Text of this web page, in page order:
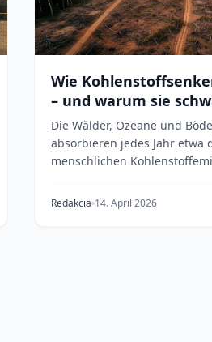
Wie
– und warum sie
Die Wälder, Ozeane und
absorbieren jedes Jahr etwa
menschlichen
Redakcia 14. April 2026